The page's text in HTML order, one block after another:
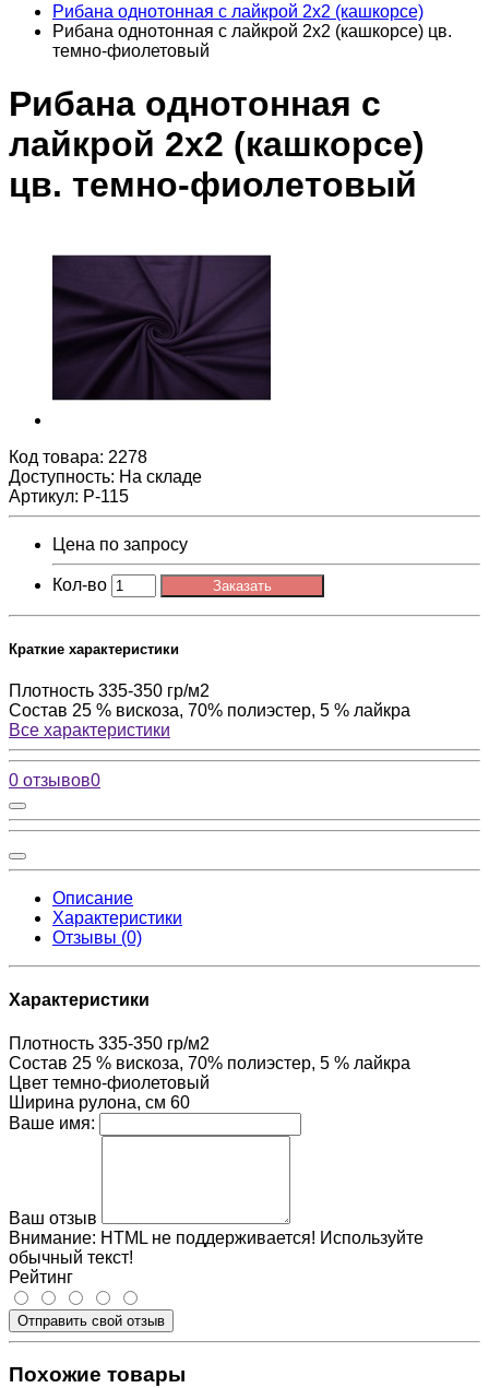
Рибана однотонная с лайкрой 2х2 (кашкорсе)
Рибана однотонная с лайкрой 2х2 (кашкорсе) цв.
темно-фиолетовый
Рибана однотонная с
лайкрой 2х2 (кашкорсе)
цв. темно-фиолетовый
Код товара: 2278
Доступность: На складе
Артикул: Р-115
Цена по запросу
Кол-во Заказать
Краткие характеристики
Плотность 335-350 гр/м2
Состав 25 % вискоза, 70% полиэстер, 5 % лайкра
Все характеристики
0 отзывов0
Описание
Характеристики
Отзывы (0)
Характеристики
Плотность 335-350 гр/м2
Состав 25 % вискоза, 70% полиэстер, 5 % лайкра
Цвет темно-фиолетовый
Ширина рулона, см 60
Ваше имя:
Ваш отзыв
Внимание: HTML не поддерживается! Используйте
обычный текст!
Рейтинг
Отправить свой отзыв
Похожие товары